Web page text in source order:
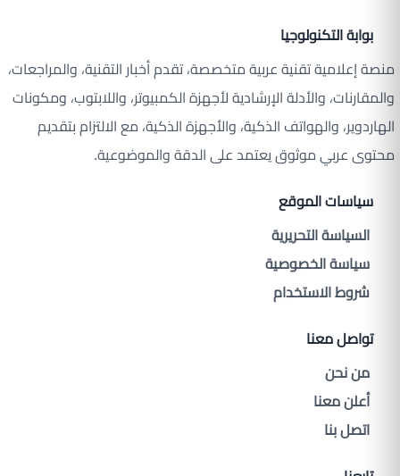
بوابة التكنولوجيا
منصة إعلامية تقنية عربية متخصصة، تقدم أخبار التقنية، والمراجعات،
والمقارنات، والأدلة الإرشادية لأجهزة الكمبيوتر، واللابتوب، ومكونات
الهاردوير، والهواتف الذكية، والأجهزة الذكية، مع الالتزام بتقديم
محتوى عربي موثوق يعتمد على الدقة والموضوعية.
سياسات الموقع
السياسة التحريرية
سياسة الخصوصية
شروط الاستخدام
تواصل معنا
من نحن
أعلن معنا
اتصل بنا